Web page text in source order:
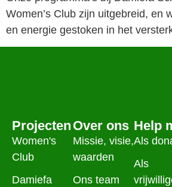
Women’s Club zijn uitgebreid, en
en energie gestoken in het
Projecten
Women's
Club
Damiefa
Over ons
Missie, visie,
waarden
Ons team
Help
Als
Als